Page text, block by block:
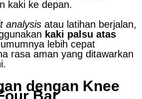
kaki ke depan.
analysis atau latihan berjalan,
kaki palsu atas
umumnya lebih cepat
rasa aman yang ditawarkan
dengan Knee